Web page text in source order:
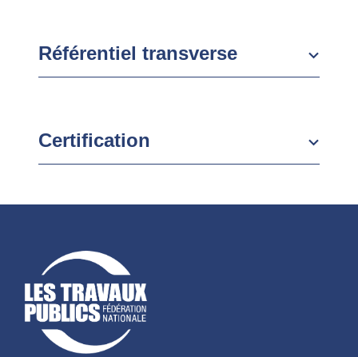
Référentiel transverse
Certification